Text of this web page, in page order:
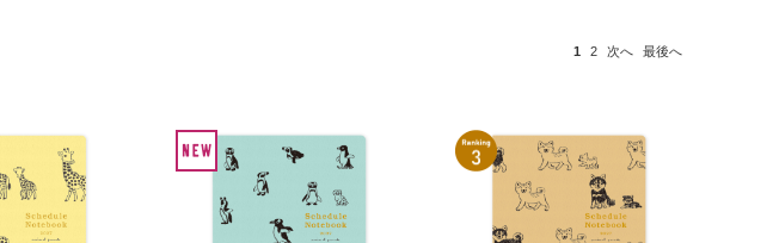
1 2 次へ 最後へ